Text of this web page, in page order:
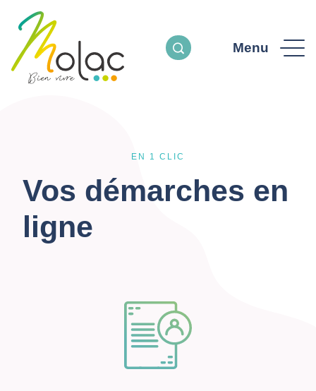
Menu
EN 1 CLIC
Vos démarches en
ligne